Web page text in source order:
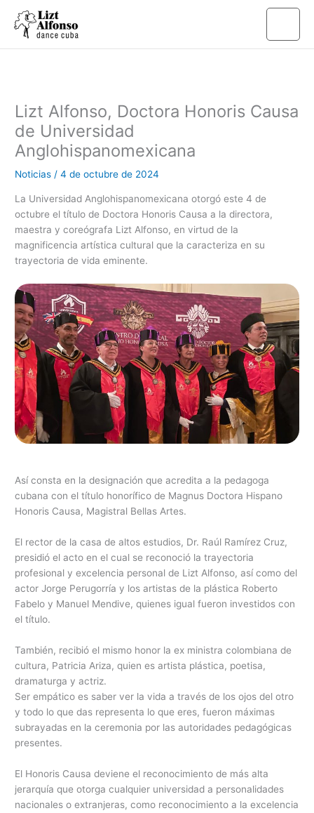
contenido
Lizt Alfonso, Doctora Honoris Causa
de Universidad
Anglohispanomexicana
Noticias /4 de octubre de 2024
La Universidad Anglohispanomexicana otorgó este 4 de
octubre el título de Doctora Honoris Causa a la directora,
maestra y coreógrafa Lizt Alfonso, en virtud de la
magnificencia artística cultural que la caracteriza en su
trayectoria de vida eminente.
Así consta en la designación que acredita a la pedagoga
cubana con el título honorífico de Magnus Doctora Hispano
Honoris Causa, Magistral Bellas Artes.
El rector de la casa de altos estudios, Dr. Raúl Ramírez Cruz,
presidió el acto en el cual se reconoció la trayectoria
profesional y excelencia personal de Lizt Alfonso, así como del
actor Jorge Perugorría y los artistas de la plástica Roberto
Fabelo y Manuel Mendive, quienes igual fueron investidos con
el título.
También, recibió el mismo honor la ex ministra colombiana de
cultura, Patricia Ariza, quien es artista plástica, poetisa,
dramaturga y actriz.
Ser empático es saber ver la vida a través de los ojos del otro
y todo lo que das representa lo que eres, fueron máximas
subrayadas en la ceremonia por las autoridades pedagógicas
presentes.
El Honoris Causa deviene el reconocimiento de más alta
jerarquía que otorga cualquier universidad a personalidades
nacionales o extranjeras, como reconocimiento a la excelencia